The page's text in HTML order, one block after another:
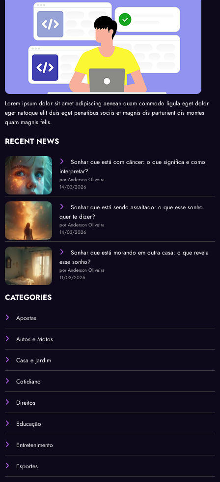
Lorem ipsum dolor sit amet adipiscing aenean quam commodo ligula eget dolor
eget natoque elit duis eget penatibus sociis et magnis dis parturient dis montes
quam magnis felis.
RECENT NEWS
Sonhar que está com câncer: o que significa e como
interpretar?
por Anderson Oliveira
14/03/2026
Sonhar que está sendo assaltado: o que esse sonho
quer te dizer?
por Anderson Oliveira
14/03/2026
Sonhar que está morando em outra casa: o que revela
esse sonho?
por Anderson Oliveira
11/03/2026
CATEGORIES
Apostas
Autos e Motos
Casa e Jardim
Cotidiano
Direitos
Educação
Entretenimento
Esportes